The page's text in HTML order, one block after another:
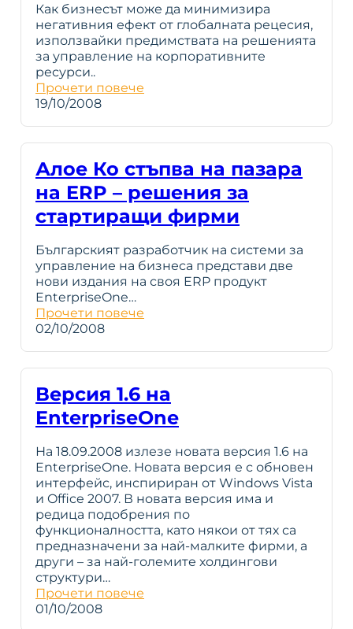
Как бизнесът може да минимизира
негативния ефект от глобалната рецесия,
използвайки предимствата на решенията
за управление на корпоративните
ресурси..
Прочети повече
19/10/2008
Алое Ко стъпва на пазара
на ERP – решения за
стартиращи фирми
Българският разработчик на системи за
управление на бизнеса представи две
нови издания на своя ERP продукт
EnterpriseOne…
Прочети повече
02/10/2008
Версия 1.6 на
EnterpriseOne
На 18.09.2008 излезе новата версия 1.6 на
EnterpriseOne. Новата версия е с обновен
интерфейс, инспириран от Windows Vista
и Office 2007. В новата версия има и
редица подобрения по
функционалността, като някои от тях са
предназначени за най-малките фирми, а
други – за най-големите холдингови
структури…
Прочети повече
01/10/2008